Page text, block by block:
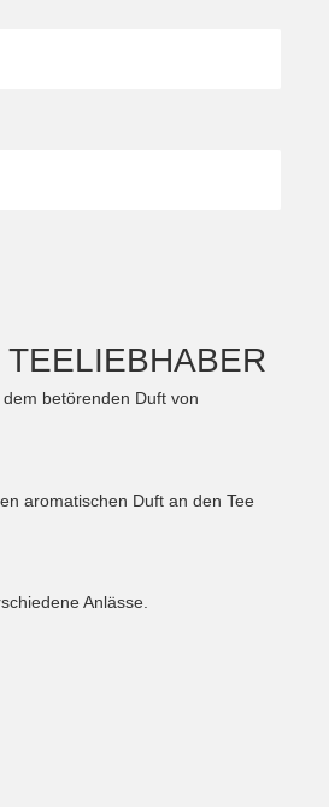
betörenden Duft von
aromatischen Duft an den Tee
Anlässe.